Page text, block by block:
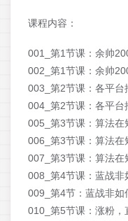
课程内容：
001_第1节课：余帅
002_第1节课：余帅
003_第2节课：各平台
004_第2节课：各平台
005_第3节课：算法在
006_第3节课：算法在
007_第3节课：算法在
008_第4节课：蓝战非
009_第4节：蓝战非如
010_第5节课：涨粉